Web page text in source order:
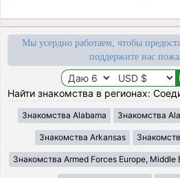
Мы усердно работаем, чтобы
поддержите нас
Найти знакомства в регионах:
Знакомства Alabama Знакомства
Знакомства Arkansas
Знакомства Armed Forces Europe, Middle